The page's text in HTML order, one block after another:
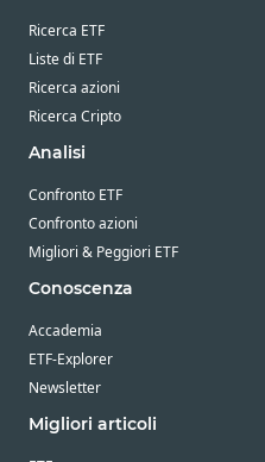
Ricerca ETF
Liste di ETF
Ricerca azioni
Ricerca Cripto
Analisi
Confronto ETF
Confronto azioni
Migliori & Peggiori ETF
Conoscenza
Accademia
ETF-Explorer
Newsletter
Migliori articoli